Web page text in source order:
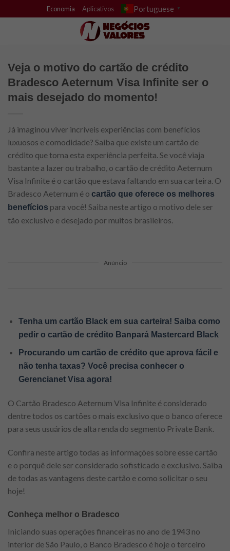
to
Economia Aplicativos Portuguese ▼
Veja o motivo do cartão de crédito
Bradesco Aeternum Visa Infinite ser o
mais desejado do momento!
Já imaginou viver incríveis experiências com benefícios
luxuosos e comodidade? Saiba que existe um cartão de
crédito que torna esta experiência perfeita. Se você viaja
bastante a lazer ou trabalho, o cartão de crédito Aeternum
Visa Infinite é o cartão que estava faltando em sua carteira. O
Bradesco Aeternum é o cartão que oferece os melhores
benefícios para você! Saiba neste artigo o motivo dele ser
tão exclusivo e desejado por muitos brasileiros.
Anúncio
Tenha um cartão Black em sua carteira! Saiba como
pedir o cartão de crédito Banpará Mastercard Black
Procurando um cartão de crédito que aprova fácil e
não tenha taxas? Você precisa conhecer o
Gerencianet Visa agora!
O Cartão Bradesco Aeternum Visa Infinite é considerado
dentre todos os cartões o mais exclusivo que o banco oferece
para seus usuários de alta renda do segmento Private Bank.
Confira neste artigo todas as informações sobre esse cartão
e o porquê dele ser considerado sofisticado e exclusivo. Saiba
de todas as vantagens deste cartão e como solicitar o seu
hoje!
Conheça melhor o Bradesco
Iniciando suas operações financeiras no ano de 1943 no
interior de São Paulo, o Banco Bradesco é hoje o terceiro